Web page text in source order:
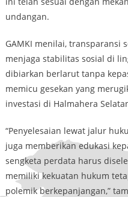
undangan.
GAMKI menilai, transparansi
menjaga stabilitas sosial di
dibiarkan berlarut tanpa
memicu gesekan yang
investasi di Halmahera
“Penyelesaian lewat jalur
juga memberikan edukasi
sengketa perdata harus
memiliki kekuatan hukum
polemik berkepanjangan,”